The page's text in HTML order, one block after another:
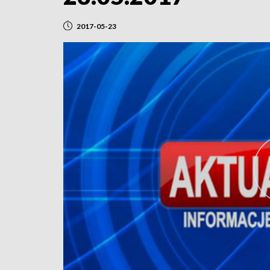
2017-05-23